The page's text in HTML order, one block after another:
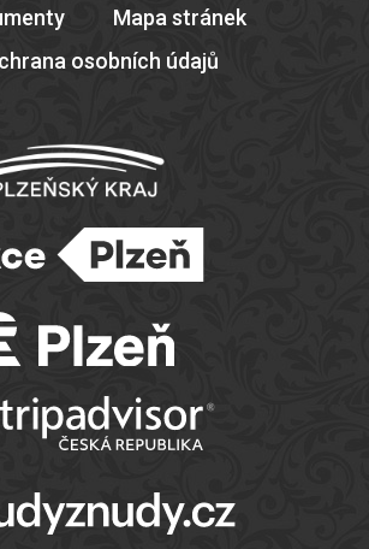
Mapa stránek
osobních údajů